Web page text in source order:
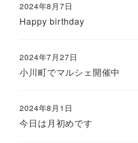
Happy birthday
2024年8月7日
小川町でマルシェ開催中
2024年7月27日
今日は月初めです
2024年8月1日